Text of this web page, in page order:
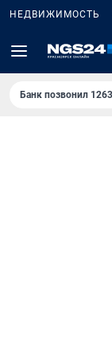
НЕДВИЖИМОСТЬ
Банк позвонил